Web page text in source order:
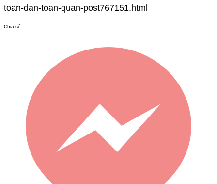
toan-dan-toan-quan-post767151.html
Chia sẻ